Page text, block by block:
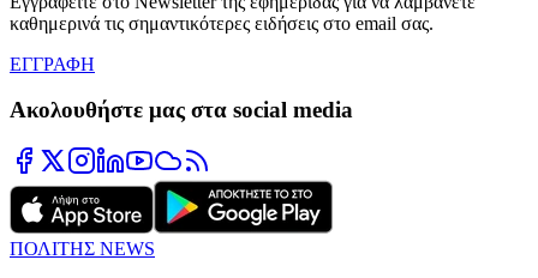
καθημερινά τις σημαντικότερες ειδήσεις στο email σας.
ΕΓΓΡΑΦΗ
Ακολουθήστε μας στα social media
ΠΟΛΙΤΗΣ NEWS